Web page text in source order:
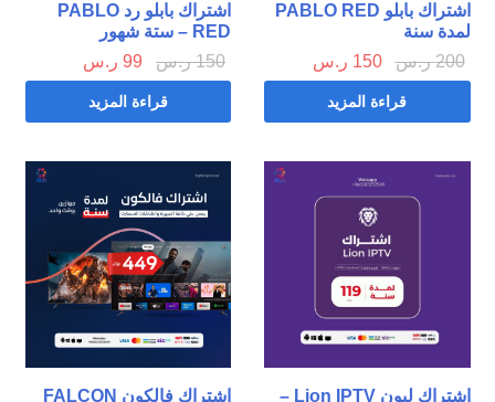
اشتراك بابلو PABLO RED
لمدة سنة
200 ر.س 150 ر.س
قراءة المزيد
اشتراك بابلو رد PABLO
RED – ستة شهور
150 ر.س 99 ر.س
قراءة المزيد
اشتراك ليون Lion IPTV – اشتراك فالكون FALCON